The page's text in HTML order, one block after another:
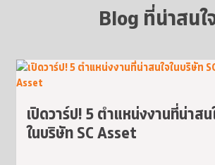
Blog ที่น่าสนใ
เปิดวาร์ป! 5 ตำแหน่งงานที่น่าสน
ในบริษัท SC Asset